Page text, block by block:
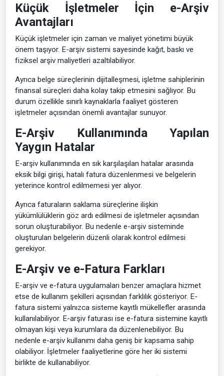
Küçük İşletmeler İçin e-Arşiv
Avantajları
Küçük işletmeler için zaman ve maliyet yönetimi büyük
önem taşıyor. E-arşiv sistemi sayesinde kağıt, baskı ve
fiziksel arşiv maliyetleri azaltılabiliyor.
Ayrıca belge süreçlerinin dijitalleşmesi, işletme sahiplerinin
finansal süreçleri daha kolay takip etmesini sağlıyor. Bu
durum özellikle sınırlı kaynaklarla faaliyet gösteren
işletmeler açısından önemli avantajlar sunuyor.
E-Arşiv Kullanımında Yapılan
Yaygın Hatalar
E-arşiv kullanımında en sık karşılaşılan hatalar arasında
eksik bilgi girişi, hatalı fatura düzenlenmesi ve belgelerin
yeterince kontrol edilmemesi yer alıyor.
Ayrıca faturaların saklama süreçlerine ilişkin
yükümlülüklerin göz ardı edilmesi de işletmeler açısından
sorun oluşturabiliyor. Bu nedenle e-arşiv sisteminde
oluşturulan belgelerin düzenli olarak kontrol edilmesi
gerekiyor.
E-Arşiv ve e-Fatura Farkları
E-arşiv ve e-fatura uygulamaları benzer amaçlara hizmet
etse de kullanım şekilleri açısından farklılık gösteriyor. E-
fatura sistemi yalnızca sisteme kayıtlı mükellefler arasında
kullanılabiliyor. E-arşiv faturası ise e-fatura sistemine kayıtlı
olmayan kişi veya kurumlara da düzenlenebiliyor. Bu
nedenle e-arşiv kullanımı daha geniş bir kapsama sahip
olabiliyor. İşletmeler faaliyetlerine göre her iki sistemi
birlikte de kullanabiliyor.